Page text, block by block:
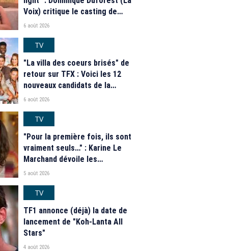
Voix) critique le casting de
"Secret Story" 2026
6 août 2026
TV
"La villa des coeurs brisés" de
retour sur TFX : Voici les 12
nouveaux candidats de la
saison 2026
6 août 2026
TV
"Pour la première fois, ils sont
vraiment seuls…" : Karine Le
Marchand dévoile les
nouveautés des speed dating
2026
5 août 2026
TV
TF1 annonce (déjà) la date de
lancement de "Koh-Lanta All
Stars"
4 août 2026